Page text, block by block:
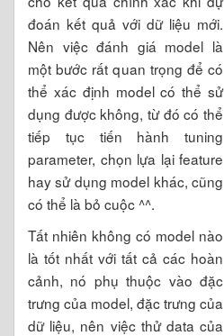
đoán kết quả với dữ liệu mới.
Nên việc đánh giá model là
một bước rất quan trọng để có
thể xác định model có thể sử
dụng được không, từ đó có thể
tiếp tục tiến hành tuning
parameter, chọn lựa lại feature
hay sử dụng model khác, cũng
có thể là bỏ cuộc ^^.
Tất nhiên không có model nào
là tốt nhất với tất cả các hoàn
cảnh, nó phụ thuộc vào đặc
trưng của model, đặc trưng của
dữ liệu, nên việc thử data của